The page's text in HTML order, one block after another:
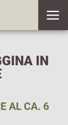
IN
AL CA. 6